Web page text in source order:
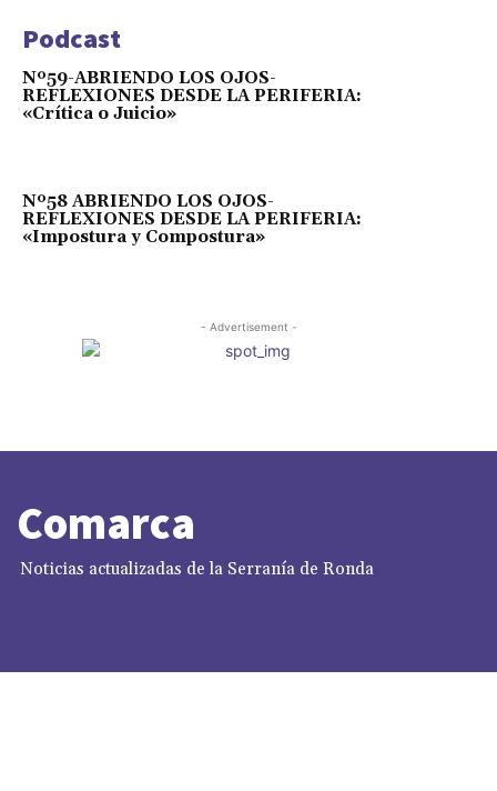
Podcast
Nº59-ABRIENDO LOS OJOS-
REFLEXIONES DESDE LA PERIFERIA:
«Crítica o Juicio»
Nº58 ABRIENDO LOS OJOS-
REFLEXIONES DESDE LA PERIFERIA:
«Impostura y Compostura»
- Advertisement -
Comarca
Noticias actualizadas de la Serranía de Ronda